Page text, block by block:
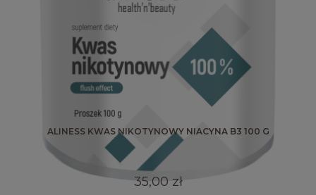
ALINESS KWAS NIKOTYNOWY NIACYNA B3 100 G
35,00 zł